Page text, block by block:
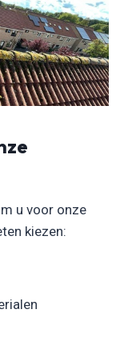
u voor onze
kiezen: